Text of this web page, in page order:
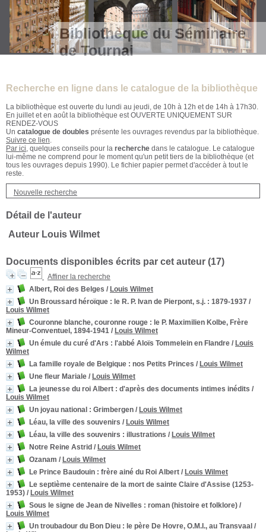
Bibliothèque du Séminaire
de Tournai
Recherche en ligne dans le catalogue de la bibliothèque
La bibliothèque est ouverte du lundi au jeudi, de 10h à 12h et de 14h à 17h30.
En juillet et en août la bibliothèque est OUVERTE UNIQUEMENT SUR
RENDEZ-VOUS
Un catalogue de doubles présente les ouvrages revendus par la bibliothèque.
Suivre ce lien.
Par ici, quelques conseils pour la recherche dans le catalogue. Le catalogue
lui-même ne comprend pour le moment qu'un petit tiers de la bibliothèque (et
tous les ouvrages depuis 1990). Le fichier papier permet d'accéder à tout le
reste.
Nouvelle recherche
Détail de l'auteur
Auteur Louis Wilmet
Documents disponibles écrits par cet auteur (17)
Affiner la recherche
Albert, Roi des Belges / Louis Wilmet
Un Broussard héroïque : le R. P. Ivan de Pierpont, s.j. : 1879-1937 /
Louis Wilmet
Couronne blanche, couronne rouge : le P. Maximilien Kolbe, Frère
Mineur-Conventuel, 1894-1941 / Louis Wilmet
Un émule du curé d'Ars : l'abbé Aloïs Tommelein en Flandre / Louis
Wilmet
La famille royale de Belgique : nos Petits Princes / Louis Wilmet
Une fleur Mariale / Louis Wilmet
La jeunesse du roi Albert : d'après des documents intimes inédits /
Louis Wilmet
Un joyau national : Grimbergen / Louis Wilmet
Léau, la ville des souvenirs / Louis Wilmet
Léau, la ville des souvenirs : illustrations / Louis Wilmet
Notre Reine Astrid / Louis Wilmet
Ozanam / Louis Wilmet
Le Prince Baudouin : frère ainé du Roi Albert / Louis Wilmet
Le septième centenaire de la mort de sainte Claire d'Assise (1253-
1953) / Louis Wilmet
Sous le signe de Jean de Nivelles : roman (histoire et folklore) /
Louis Wilmet
Un troubadour du Bon Dieu : le père De Hovre, O.M.I., au Transvaal /